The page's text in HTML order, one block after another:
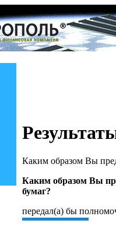
Каким образом Вы
Каким образом Вы
бумаг?
передал(а) бы